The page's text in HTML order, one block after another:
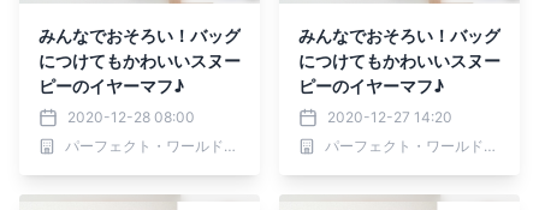
みんなでおそろい！バッグ
につけてもかわいいスヌー
ピーのイヤーマフ♪
2020-12-28 08:00
パーフェクト・ワールド株式会社
みんなでおそろい！バッグ
につけてもかわいいスヌー
ピーのイヤーマフ♪
2020-12-27 14:20
パーフェクト・ワールド株式会社